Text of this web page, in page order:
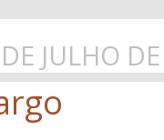
JULHO